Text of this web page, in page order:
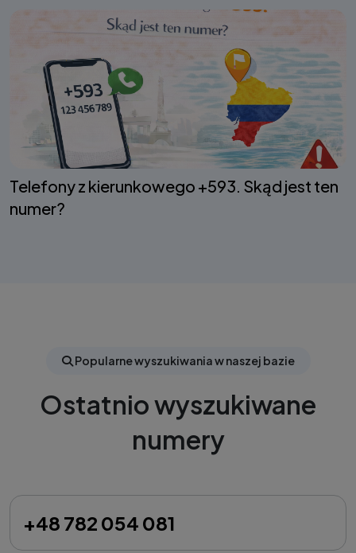
Telefony z kierunkowego +593. Skąd jest ten
numer?
Popularne wyszukiwania w naszej bazie
Ostatnio wyszukiwane
numery
+48 782 054 081